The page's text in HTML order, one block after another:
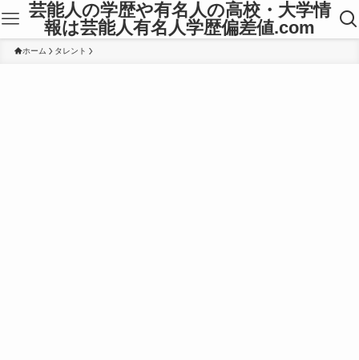
芸能人の学歴や有名人の高校・大学情
報は芸能人有名人学歴偏差値.com
ホーム タレント